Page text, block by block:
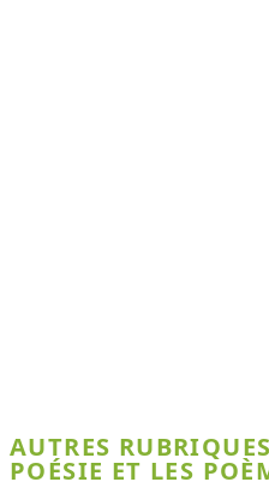
AUTRES
POÉSIE ET LES